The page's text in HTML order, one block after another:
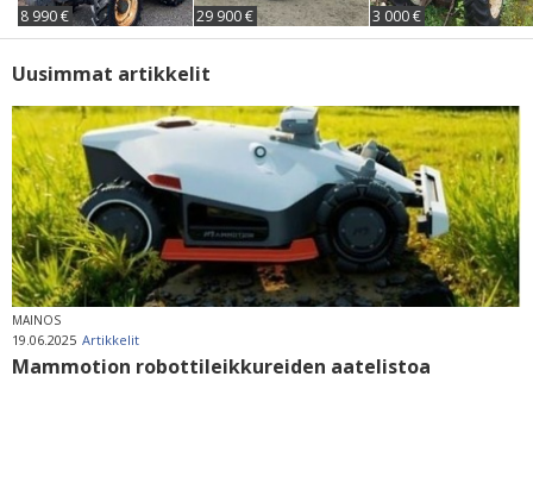
8 990 € 29 900 € 3 000 €
Uusimmat artikkelit
MAINOS
19.06.2025 Artikkelit
Mammotion robottileikkureiden aatelistoa